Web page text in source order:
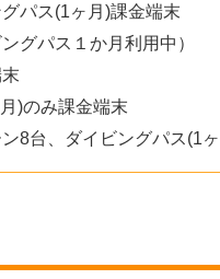
パス(1ヶ月)課金端末
グパス１か月利用中）
)のみ課金端末
8台、ダイビングパス(1